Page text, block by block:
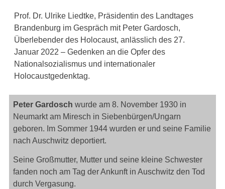
Prof. Dr. Ulrike Liedtke, Präsidentin des Landtages
Brandenburg im Gespräch mit Peter Gardosch,
Überlebender des Holocaust, anlässlich des 27.
Januar 2022 – Gedenken an die Opfer des
Nationalsozialismus und internationaler
Holocaustgedenktag.
Peter Gardosch wurde am 8. November 1930 in
Neumarkt am Miresch in Siebenbürgen/Ungarn
geboren. Im Sommer 1944 wurden er und seine Familie
nach Auschwitz deportiert.
Seine Großmutter, Mutter und seine kleine Schwester
fanden noch am Tag der Ankunft in Auschwitz den Tod
durch Vergasung.